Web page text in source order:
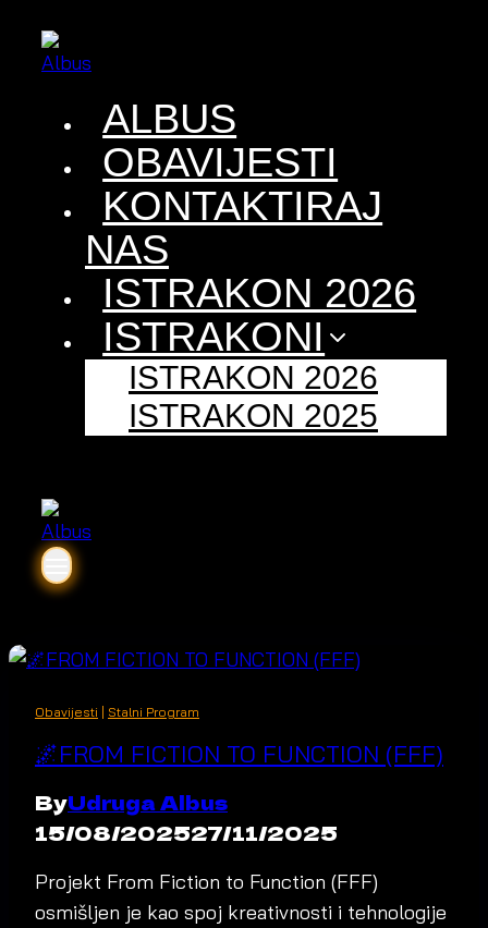
ALBUS
OBAVIJESTI
KONTAKTIRAJ
NAS
ISTRAKON 2026
ISTRAKONI
ISTRAKON 2026
ISTRAKON 2025
Obavijesti Stalni Program
🌌FROM FICTION TO FUNCTION (FFF)
ByUdruga Albus
15/08/202527/11/2025
Projekt From Fiction to Function (FFF)
osmišljen je kao spoj kreativnosti i tehnologije